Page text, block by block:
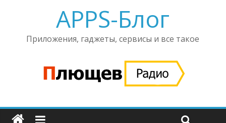
APPS-Блог
Приложения, гаджеты, сервисы и все такое